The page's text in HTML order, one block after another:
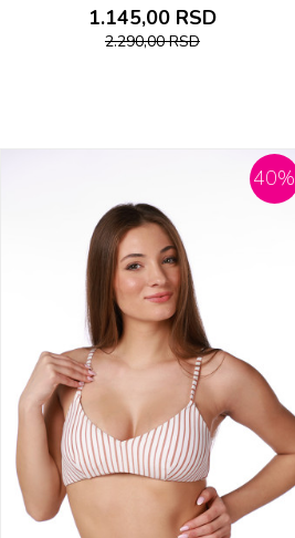
1.145,00 RSD
2.290,00RSD
40%